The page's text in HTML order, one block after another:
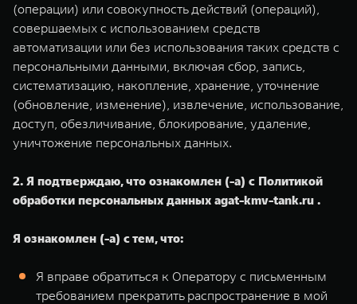
(операции) или совокупность действий (операций),
совершаемых с использованием средств
автоматизации или без использования таких средств с
персональными данными, включая сбор, запись,
систематизацию, накопление, хранение, уточнение
(обновление, изменение), извлечение, использование,
доступ, обезличивание, блокирование, удаление,
уничтожение персональных данных.
2. Я подтверждаю, что ознакомлен (-а) с Политикой
обработки персональных данных agat-kmv-tank.ru .
Я ознакомлен (-а) с тем, что:
Я вправе обратиться к Оператору с письменным
требованием прекратить распространение в мой